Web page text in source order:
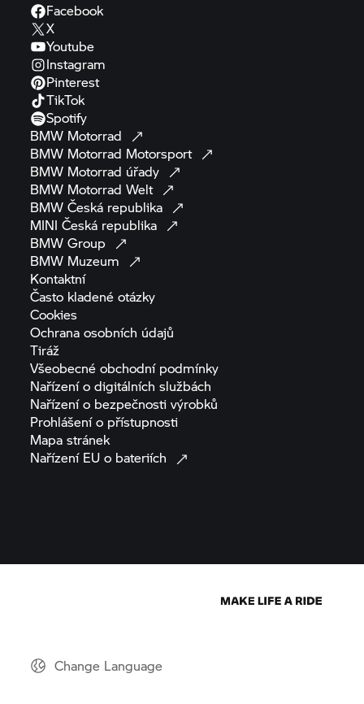
Facebook
X
Youtube
Instagram
Pinterest
TikTok
Spotify
BMW Motorrad
BMW Motorrad Motorsport
BMW Motorrad úřady
BMW Motorrad Welt
BMW Česká republika
MINI Česká republika
BMWGroup
BMW Muzeum
Kontaktní
Často kladenéotázky
Cookies
Ochrana osobních údajů
Tiráž
Všeobecné obchodní podmínky
Nařízení o digitálníchslužbách
Nařízení o bezpečnostivýrobků
Prohlášení o přístupnosti
Mapastránek
Nařízení EU o bateriích
Change Language